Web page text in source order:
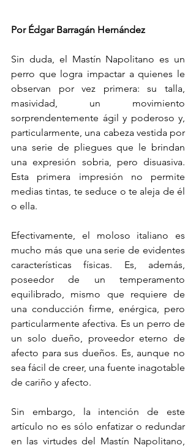
Por Édgar Barragán Hernández
Sin duda, el Mastín Napolitano es un
perro que logra impactar a quienes le
observan por vez primera: su talla,
masividad, un movimiento
sorprendentemente ágil y poderoso y,
particularmente, una cabeza vestida por
una serie de pliegues que le brindan
una expresión sobria, pero disuasiva.
Esta primera impresión no permite
medias tintas, te seduce o te aleja de él
o ella.
Efectivamente, el moloso italiano es
mucho más que una serie de evidentes
características físicas. Es, además,
poseedor de un temperamento
equilibrado, mismo que requiere de
una conducción firme, enérgica, pero
particularmente afectiva. Es un perro de
un solo dueño, proveedor eterno de
afecto para sus dueños. Es, aunque no
sea fácil de creer, una fuente inagotable
de cariño y afecto.
Sin embargo, la intención de este
artículo no es sólo enfatizar o redundar
en las virtudes del Mastín Napolitano,